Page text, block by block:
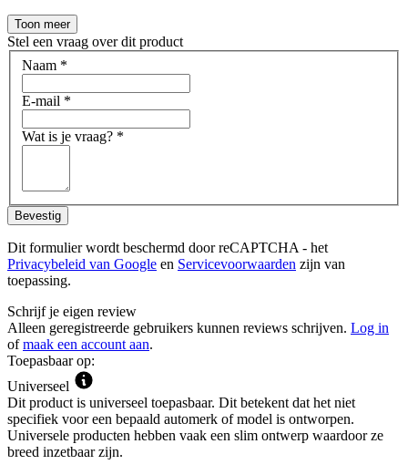
Toon meer
Stel een vraag over dit product
Naam *
E-mail *
Wat is je vraag? *
Bevestig
Dit formulier wordt beschermd door reCAPTCHA - het
Privacybeleid van Google en Servicevoorwaarden zijn van
toepassing.
Schrijf je eigen review
Alleen geregistreerde gebruikers kunnen reviews schrijven. Log in
ofmaak een account aan.
Toepasbaar op:
Universeel
Dit product is universeel toepasbaar. Dit betekent dat het niet
specifiek voor een bepaald automerk of model is ontworpen.
Universele producten hebben vaak een slim ontwerp waardoor ze
breed inzetbaar zijn.